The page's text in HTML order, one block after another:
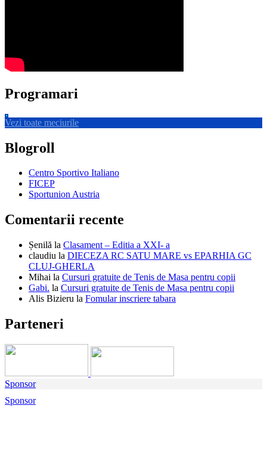
Programari
Vezi toate meciurile
Blogroll
Centro Sportivo Italiano
FICEP
Sportunion Austria
Comentarii recente
Șenilă la Clasament – Editia a XXI- a
claudiu la DIECEZA RC SATU MARE vs EPARHIA GC
CLUJ-GHERLA
Mihai la Cursuri gratuite de Tenis de Masa pentru copii
Gabi. la Cursuri gratuite de Tenis de Masa pentru copii
Alis Bizieru la Fomular inscriere tabara
Parteneri
Sponsor
Sponsor